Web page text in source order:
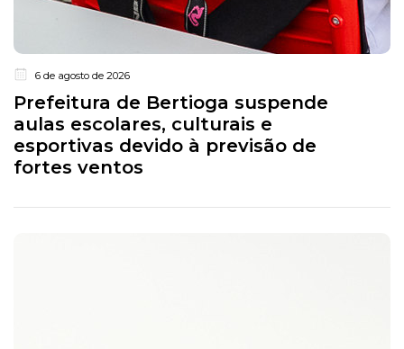
6 de agosto de 2026
Prefeitura de Bertioga suspende
aulas escolares, culturais e
esportivas devido à previsão de
fortes ventos